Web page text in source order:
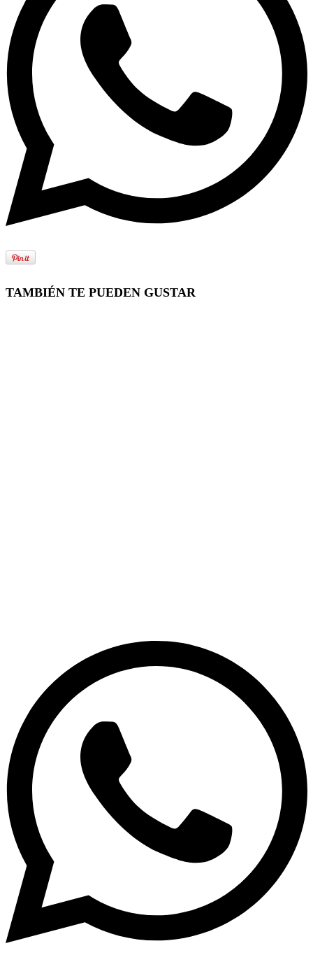
TAMBIÉN TE PUEDEN GUSTAR